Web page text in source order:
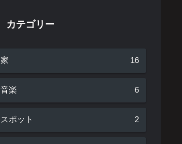
カテゴリー
家 16
音楽 6
スポット 2